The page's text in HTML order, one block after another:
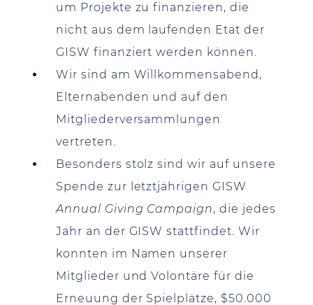
um Projekte zu finanzieren, die
nicht aus dem laufenden Etat der
GISW finanziert werden können.
Wir sind am Willkommensabend,
Elternabenden und auf den
Mitgliederversammlungen
vertreten.
Besonders stolz sind wir auf unsere
Spende zur letztjährigen GISW
Annual Giving Campaign, die jedes
Jahr an der GISW stattfindet. Wir
konnten im Namen unserer
Mitglieder und Volontäre für die
Erneuung der Spielplätze, $50.000